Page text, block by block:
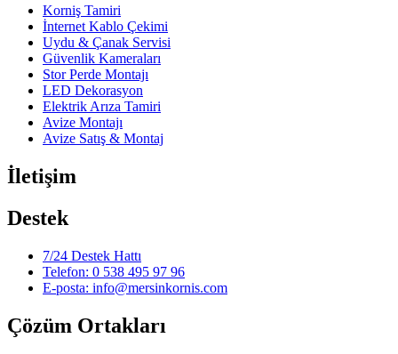
Korniş Tamiri
İnternet Kablo Çekimi
Uydu & Çanak Servisi
Güvenlik Kameraları
Stor Perde Montajı
LED Dekorasyon
Elektrik Arıza Tamiri
Avize Montajı
Avize Satış & Montaj
İletişim
Destek
7/24 Destek Hattı
Telefon: 0 538 495 97 96
E-posta: info@mersinkornis.com
Çözüm Ortakları